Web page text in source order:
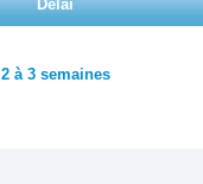
Délai
2 à 3 semaines